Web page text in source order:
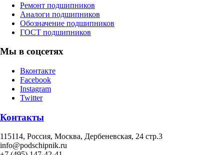
Ремонт подшипников
Аналоги подшипников
Обозначение подшипников
ГОСТ подшипников
Мы в соцсетях
Вконтакте
Facebook
Instagram
Twitter
Контакты
115114, Россия, Москва, Дербеневская, 24 стр.3
info@podschipnik.ru